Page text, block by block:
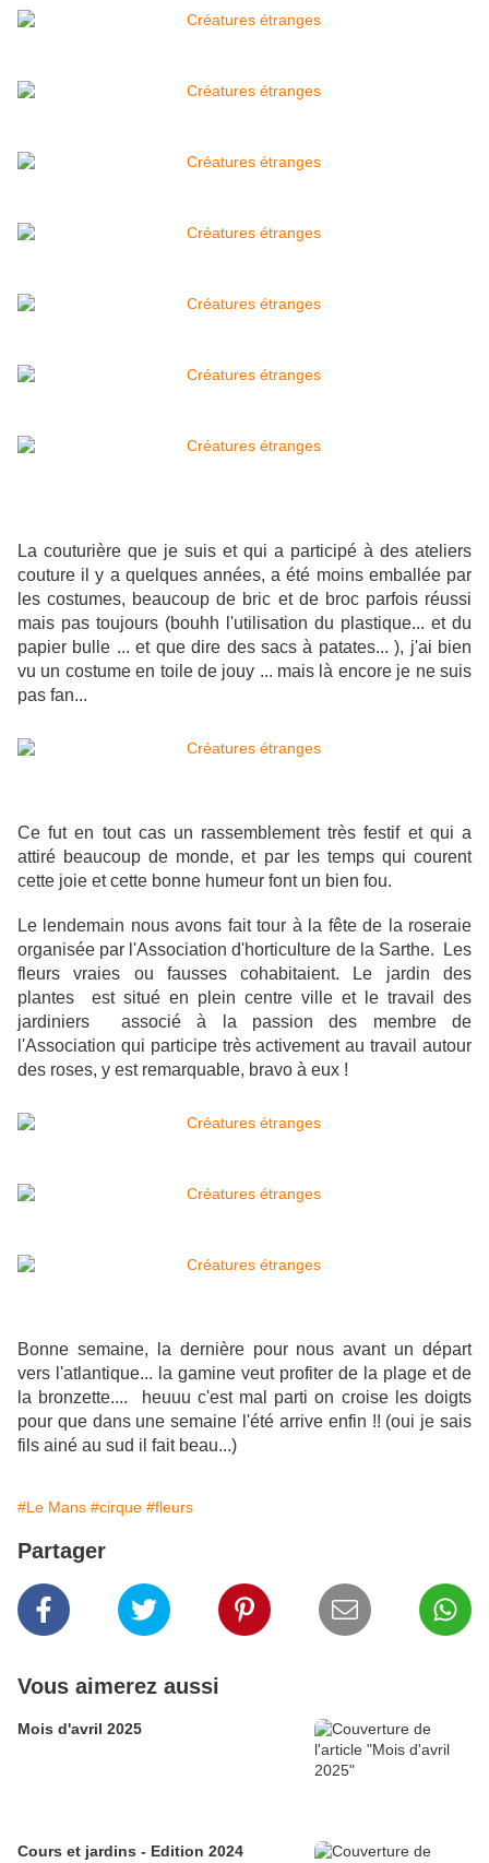
La couturière que je suis et qui a participé à des ateliers
couture il y a quelques années, a été moins emballée par
les costumes, beaucoup de bric et de broc parfois réussi
mais pas toujours (bouhh l'utilisation du plastique... et du
papier bulle ... et que dire des sacs à patates... ), j'ai bien
vu un costume en toile de jouy ... mais là encore je ne suis
pas fan...
Ce fut en tout cas un rassemblement très festif et qui a
attiré beaucoup de monde, et par les temps qui courent
cette joie et cette bonne humeur font un bien fou.
Le lendemain nous avons fait tour à la fête de la roseraie
organisée par l'Association d'horticulture de la Sarthe. Les
fleurs vraies ou fausses cohabitaient. Le jardin des
plantes est situé en plein centre ville et le travail des
jardiniers associé à la passion des membre de
l'Association qui participe très activement au travail autour
des roses, y est remarquable, bravo à eux !
Bonne semaine, la dernière pour nous avant un départ
vers l'atlantique... la gamine veut profiter de la plage et de
la bronzette.... heuuu c'est mal parti on croise les doigts
pour que dans une semaine l'été arrive enfin !! (oui je sais
fils ainé au sud il fait beau...)
#Le Mans #cirque #fleurs
Partager
Vous aimerez aussi
Mois d'avril 2025
Cours et jardins - Edition 2024